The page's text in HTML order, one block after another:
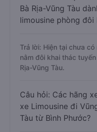
Bà Rịa-Vũng Tàu
limousine phòng đôi
Trả lời: Hiện tại chưa
nằm đôi khai thác
Rịa-Vũng Tàu.
Câu hỏi: Các hãng
xe Limousine đi
Tàu từ Bình Phước?